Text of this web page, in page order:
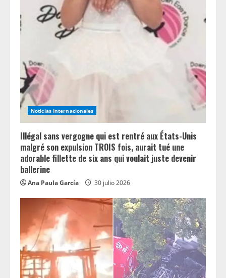
Noticias Internacionales
Illégal sans vergogne qui est rentré aux États-Unis
malgré son expulsion TROIS fois, aurait tué une
adorable fillette de six ans qui voulait juste devenir
ballerine
Ana Paula García 30 julio 2026